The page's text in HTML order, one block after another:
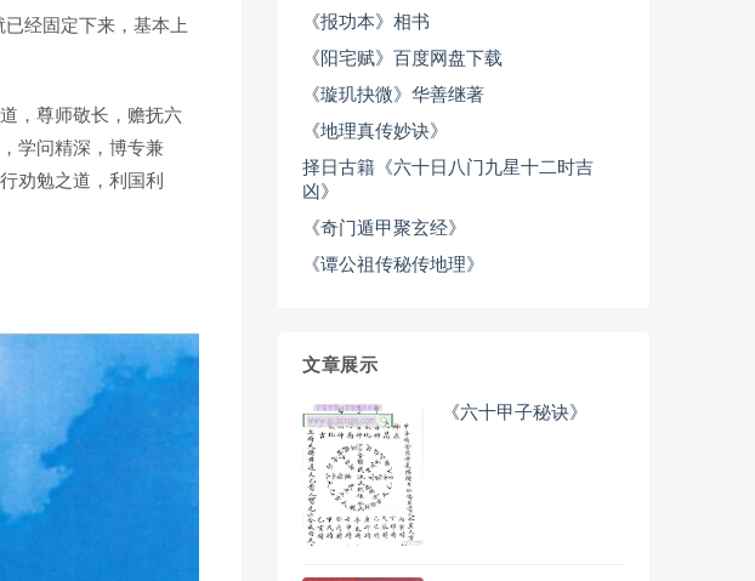
已经固定下来，基本上
，尊师敬长，赡抚六
学问精深，博专兼
劝勉之道，利国利
《报功本》相书
《阳宅赋》百度网盘下载
《璇玑抉微》华善继著
《地理真传妙诀》
择日古籍《六十日八门九星十二时吉
凶》
《奇门遁甲聚玄经》
《谭公祖传秘传地理》
文章展示
《六十甲子秘诀》